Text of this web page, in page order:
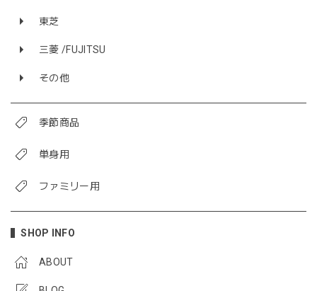
東芝
三菱 /FUJITSU
その他
季節商品
単身用
ファミリー用
SHOP INFO
ABOUT